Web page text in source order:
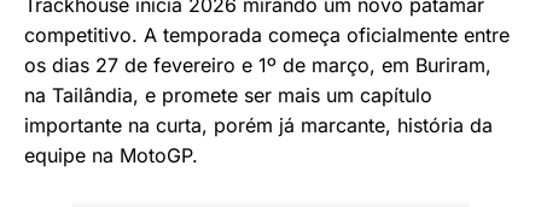
competitivo. A temporada começa oficialmente entre
os dias 27 de fevereiro e 1º de março, em Buriram,
na Tailândia, e promete ser mais um capítulo
importante na curta, porém já marcante, história da
equipe na MotoGP.